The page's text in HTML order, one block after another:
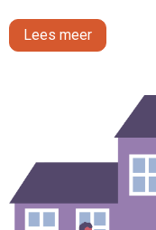
Lees meer